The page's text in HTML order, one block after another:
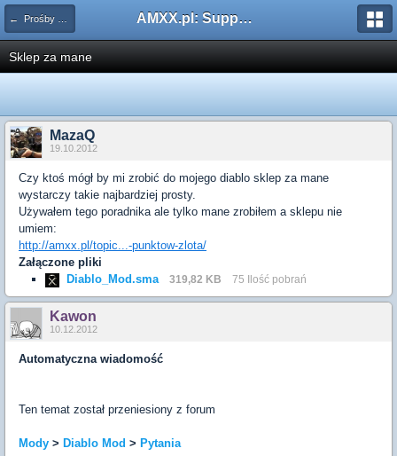
← Prośby o modyfikacje AMXX.pl: Support AMX Mod X i SourceMod
Sklep za mane
MazaQ
19.10.2012
Czy ktoś mógł by mi zrobić do mojego diablo sklep za mane
wystarczy takie najbardziej prosty.
Używałem tego poradnika ale tylko mane zrobiłem a sklepu nie
umiem:
http://amxx.pl/topic...-punktow-zlota/
Załączone pliki
Diablo_Mod.sma
319,82 KB 75 Ilość pobrań
Kawon
10.12.2012
Automatyczna wiadomość
Ten temat został przeniesiony z forum
Mody > Diablo Mod > Pytania